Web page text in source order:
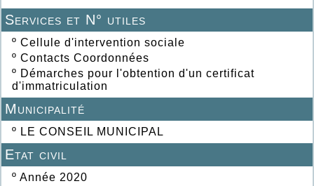
Services et N° utiles
º Cellule d'intervention sociale
º Contacts Coordonnées
º Démarches pour l'obtention d'un certificat
d'immatriculation
Municipalité
º LE CONSEIL MUNICIPAL
Etat civil
º Année 2020